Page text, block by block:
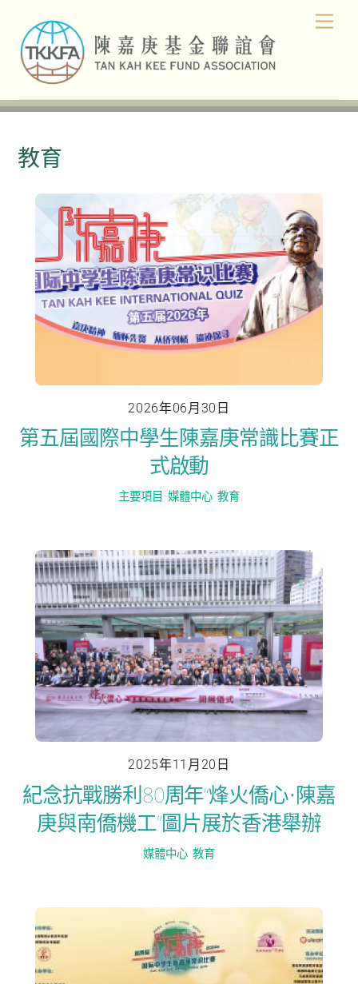
content
教育
2026年06月30日
第五屆國際中學生陳嘉庚常識比賽正
式啟動
主要項目 媒體中心 教育
2025年11月20日
紀念抗戰勝利80周年“烽火僑心•陳嘉
庚與南僑機工”圖片展於香港舉辦
媒體中心 教育